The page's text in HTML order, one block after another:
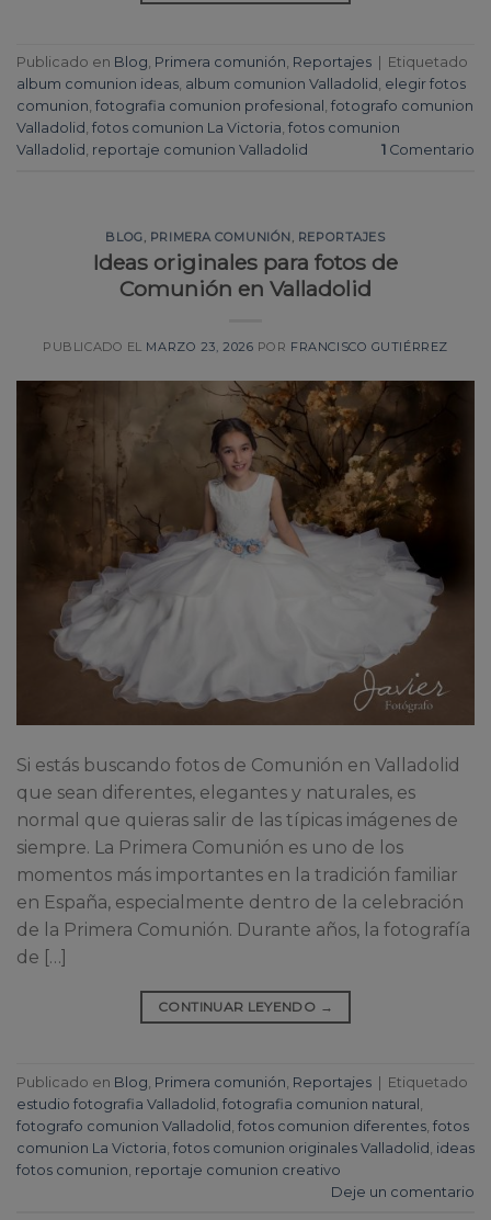
Publicado en Blog Primera comunión Reportajes
Etiquetado
album comunion ideas album comunion Valladolid elegir fotos
comunion fotografia comunion profesional
fotografo comunion
Valladolid fotos comunion La Victoria fotos comunion
Valladolid reportaje comunion Valladolid 1 Comentario
BLOG PRIMERA COMUNIÓN REPORTAJES
Ideas originales para fotos de
Comunión en Valladolid
PUBLICADO EL MARZO 23, 2026 POR FRANCISCO GUTIÉRREZ
Si estás buscando fotos de Comunión en Valladolid
que sean diferentes, elegantes y naturales, es
normal que quieras salir de las típicas imágenes de
siempre. La Primera Comunión es uno de los
momentos más importantes en la tradición familiar
en España, especialmente dentro de la celebración
de la Primera Comunión. Durante años, la fotografía
de […]
CONTINUAR LEYENDO →
Publicado en Blog Primera comunión Reportajes | Etiquetado
estudio fotografia Valladolid fotografia comunion natural
fotografo comunion Valladolid fotos comunion diferentes fotos
comunion La Victoria fotos comunion originales Valladolid ideas
fotos comunion reportaje comunion creativo
Deje un comentario